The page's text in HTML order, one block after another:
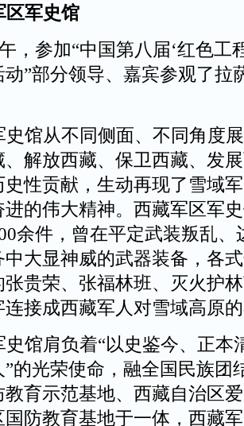
军史馆
，参加“中国第八届‘红色工
”部分领导、嘉宾参观了拉
馆从不同侧面、不同角度
、解放西藏、保卫西藏、发
性贡献，生动再现了雪域
的伟大精神。西藏军区军
余件，曾在平定武装叛乱、
中大显神威的武器装备，各
贵荣、张福林班、灭火护
接成西藏军人对雪域高原
馆肩负着“以史鉴今、正本
的光荣使命，融全国民族团
育示范基地、西藏自治区
防教育基地于一体，西藏